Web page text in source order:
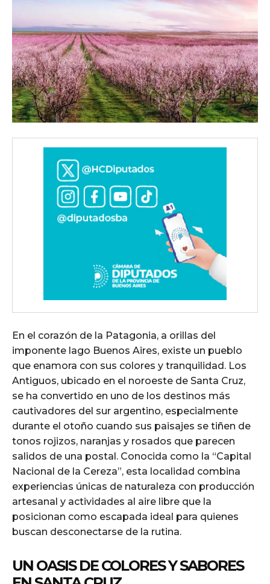
En el corazón de la Patagonia, a orillas del
imponente lago Buenos Aires, existe un pueblo
que enamora con sus colores y tranquilidad. Los
Antiguos, ubicado en el noroeste de Santa Cruz,
se ha convertido en uno de los destinos más
cautivadores del sur argentino, especialmente
durante el otoño cuando sus paisajes se tiñen de
tonos rojizos, naranjas y rosados que parecen
salidos de una postal. Conocida como la “Capital
Nacional de la Cereza”, esta localidad combina
experiencias únicas de naturaleza con producción
artesanal y actividades al aire libre que la
posicionan como escapada ideal para quienes
buscan desconectarse de la rutina.
UN OASIS DE COLORES Y SABORES